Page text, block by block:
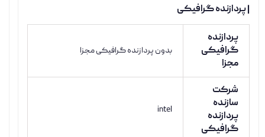
| پردازنده گرافیکی
پردازنده
گرافیکی
مجزا
بدون پردازنده گرافیکی مجزا
شرکت
سازنده
پردازنده
گرافیکی
intel